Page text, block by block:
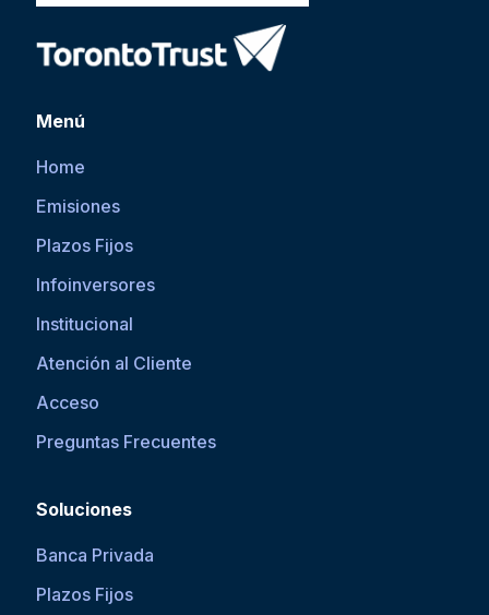
Menú
Home
Emisiones
Plazos Fijos
Infoinversores
Institucional
Atención al Cliente
Acceso
Preguntas Frecuentes
Soluciones
Banca Privada
Plazos Fijos